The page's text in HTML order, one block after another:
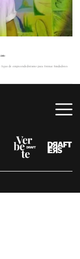
de empreendedorismo para formar fundadores